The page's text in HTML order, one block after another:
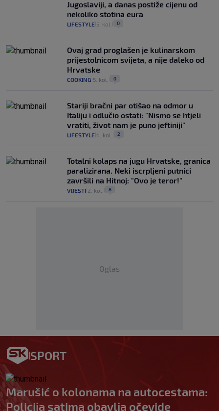
Jugoslaviji, a danas postiže cijenu od
nekoliko stotina eura
LIFESTYLE 5. kol. 0
Ovaj grad proglašen je kulinarskom
prijestolnicom svijeta, a nije daleko od
Hrvatske
COOKING 5. kol. 0
Stariji bračni par otišao na odmor u
Italiju i odlučio ostati: "Nismo se htjeli
vratiti, život nam je puno jeftiniji"
LIFESTYLE 4. kol. 2
Totalni kolaps na jugu Hrvatske, granica
paralizirana. Neki iscrpljeni putnici
završili na Hitnoj: "Ovo je teror!"
VIJESTI 2. kol. 8
Oglas
SPORT
Marušić o kolonama na autocestama:
Policija satima obavlja očevide